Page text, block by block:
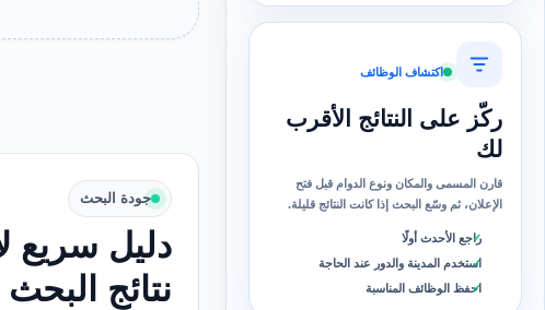
اكتشاف الوظائف
ركّز على النتائج الأقرب
لك
قارن المسمى والمكان ونوع الدوام قبل فتح
الإعلان، ثم وسّع البحث إذا كانت النتائج قليلة.
راجع الأحدث أولًا
استخدم المدينة والدور عند الحاجة
احفظ الوظائف المناسبة
جودة البحث
دليل سريع
نتائج البحث